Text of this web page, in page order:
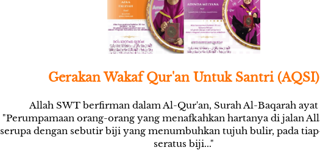
Gerakan Wakaf Qur'an Untuk Santri (AQSI)
Allah SWT berfirman dalam Al-Qur'an, Surah Al-Baqarah ayat
"Perumpamaan orang-orang yang menafkahkan hartanya di jalan
serupa dengan sebutir biji yang menumbuhkan tujuh bulir, pada
seratus biji..."